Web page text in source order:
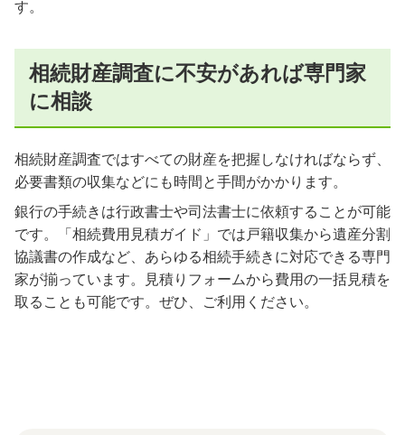
す。
相続財産調査に不安があれば専門家
に相談
相続財産調査ではすべての財産を把握しなければならず、
必要書類の収集などにも時間と手間がかかります。
銀行の手続きは行政書士や司法書士に依頼することが可能
です。「相続費用見積ガイド」では戸籍収集から遺産分割
協議書の作成など、あらゆる相続手続きに対応できる専門
家が揃っています。見積りフォームから費用の一括見積を
取ることも可能です。ぜひ、ご利用ください。